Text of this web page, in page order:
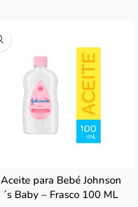
Aceite para Bebé Johnson
´s Baby – Frasco 100 ML